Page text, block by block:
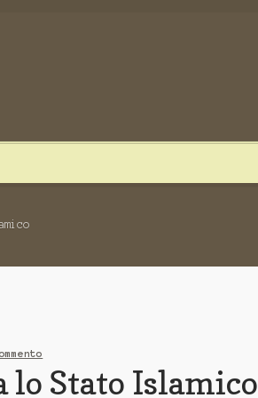
lo Stato Islamico